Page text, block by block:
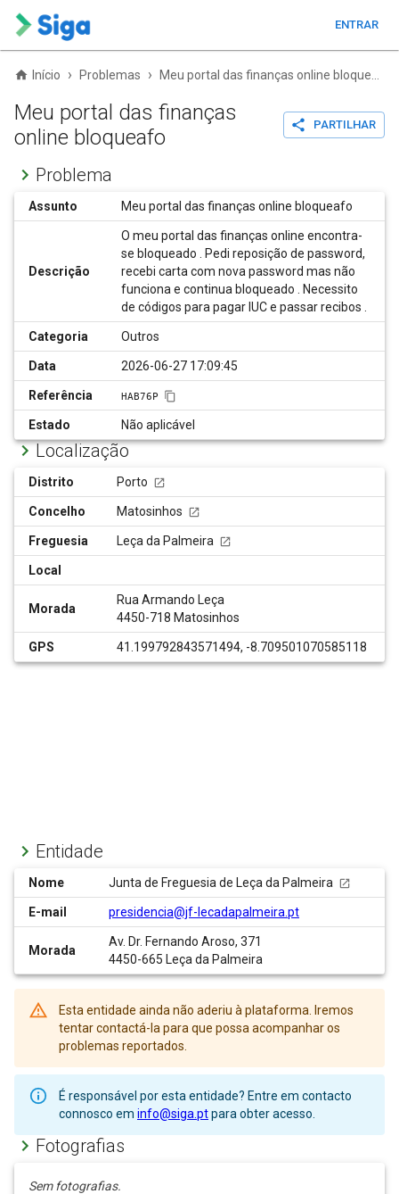
ENTRAR
Início › Problemas ›
Meu portal das finanças
online bloqueafo
PARTILHAR
Problema
Assunto Meu portal das finanças online bloqueafo
Descrição
O meu portal das finanças online encontra-
se bloqueado . Pedi reposição de password,
recebi carta com nova password mas não
funciona e continua bloqueado . Necessito
de códigos para pagar IUC e passar recibos .
Categoria Outros
Data 2026-06-27 17:09:45
Referência HAB76P
Estado Não aplicável
Localização
Distrito Porto
Concelho Matosinhos
Freguesia Leça da Palmeira
Local
Morada
Rua Armando Leça
4450-718 Matosinhos
GPS 41.199792843571494, -8.709501070585118
Entidade
Nome Junta de Freguesia de Leça da Palmeira
E-mail presidencia@jf-lecadapalmeira.pt
Morada
Av. Dr. Fernando Aroso, 371
4450-665 Leça da Palmeira
Esta entidade ainda não aderiu à plataforma. Iremos
tentar contactá-la para que possa acompanhar os
problemas reportados.
É responsável por esta entidade? Entre em contacto
connosco em info@siga.ptpara obter acesso.
Fotografias
Sem fotografias.